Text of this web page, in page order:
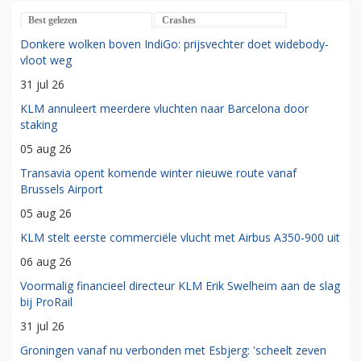
Best gelezen Crashes
Donkere wolken boven IndiGo: prijsvechter doet widebody-
vloot weg
31 jul 26
KLM annuleert meerdere vluchten naar Barcelona door
staking
05 aug 26
Transavia opent komende winter nieuwe route vanaf
Brussels Airport
05 aug 26
KLM stelt eerste commerciële vlucht met Airbus A350-900 uit
06 aug 26
Voormalig financieel directeur KLM Erik Swelheim aan de slag
bij ProRail
31 jul 26
Groningen vanaf nu verbonden met Esbjerg: 'scheelt zeven